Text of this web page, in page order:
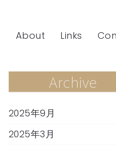
About Links
Archive
2025年9月
2025年3月